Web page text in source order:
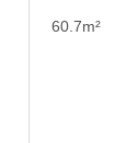
60.7m²